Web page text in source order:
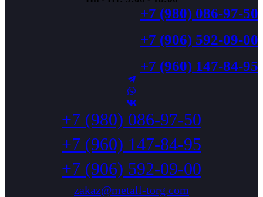
+7 (980) 086-97-50
+7 (906) 592-09-00
+7 (960) 147-84-95
+7 (980) 086-97-50
+7 (960) 147-84-95
+7 (906) 592-09-00
zakaz@metall-torg.com